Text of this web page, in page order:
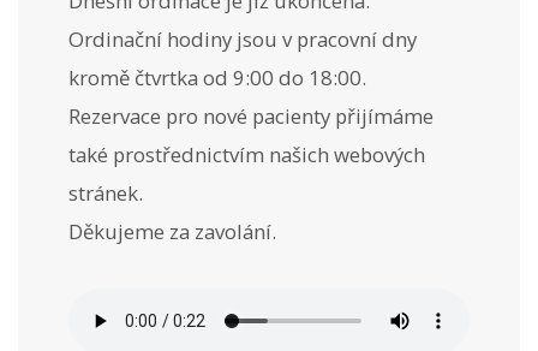
Ordinační hodiny jsou v pracovní dny
kromě čtvrtka od 9:00 do 18:00.
Rezervace pro nové pacienty přijímáme
také prostřednictvím našich webových
stránek.
Děkujeme za zavolání.